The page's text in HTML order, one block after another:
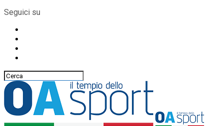
Seguici su